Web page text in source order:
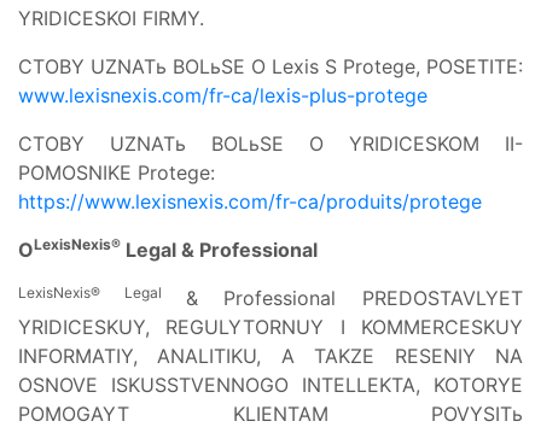
YRIDICESKOI FIRMY.
CTOBY UZNATь BOLьSE O Lexis S Protege, POSETITE:
www.lexisnexis.com/fr-ca/lexis-plus-protege
CTOBY UZNATь BOLьSE O YRIDICESKOM II-
POMOSNIKE Protege:
https://www.lexisnexis.com/fr-ca/produits/protege
OLexisNexis® Legal & Professional
LexisNexis® Legal & Professional PREDOSTAVLYET
YRIDICESKUY, REGULYTORNUY I KOMMERCESKUY
INFORMATIY, ANALITIKU, A TAKZE RESENIY NA
OSNOVE ISKUSSTVENNOGO INTELLEKTA, KOTORYE
POMOGAYT KLIENTAM POVYSITь